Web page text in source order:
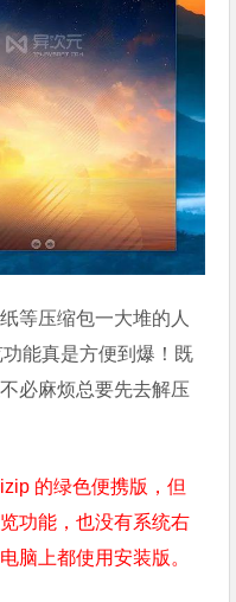
等压缩包一大堆的人
能真是方便到爆！既
必麻烦总要先去解压
的绿色便携版，但
功能，也没有系统右
脑上都使用安装版。